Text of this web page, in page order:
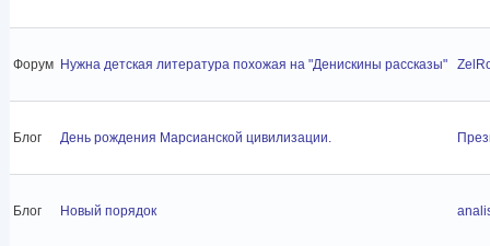
Форум Нужна детская литература похожая на "Денискины рассказы"
Блог День рождения Марсианской цивилизации.
Блог Новый порядок